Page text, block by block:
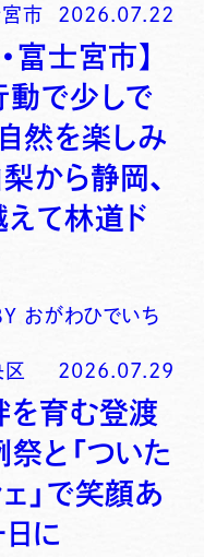
市 2026.07.22
富士宮市】
動で少しで
然を楽しみ
から静岡、
て林道ド
おがわひでいち
区 2026.07.29
を育む登渡
と「ついた
」で笑顔あ
に